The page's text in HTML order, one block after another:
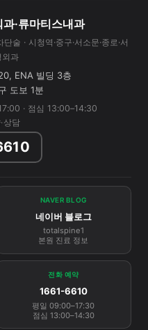
·류마티스내과
술 · 시청역·중구·서소문·종로·서
외과
ENA 빌딩 3층
도보 1분
· 점심 13:00–14:30
상담
NAVER BLOG
네이버 블로그
totalspine1
본원 진료 정보
전화 예약
1661-6610
평일 09:00–17:30
점심 13:00–14:30